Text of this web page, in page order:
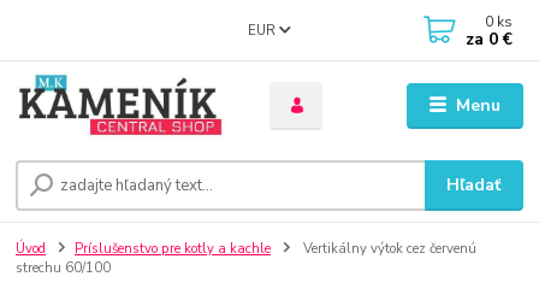
Menu
EUR
Hľadať
0 ks
za 0 €
Úvod Príslušenstvo pre kotly a kachle
Vertikálny výtok cez červenú
strechu 60/100